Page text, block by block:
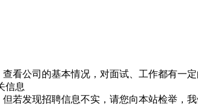
看公司的基本情况，对面试、工作都有一定
信息
若发现招聘信息不实，请您向本站检举，我